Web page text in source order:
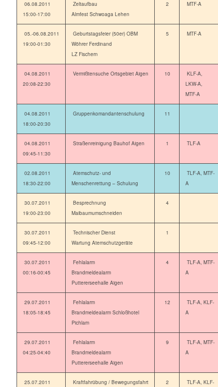
06.08.2011
15:00-17:00
Zeltaufbau
Almfest Schwoaga Lehen
2 MTF-A
05.-06.08.2011
19:00-01:30
Geburtstagsfeier (50er) OBM
Wöhrer Ferdinand
LZ Fischern
5 MTF-A
04.08.2011
20:08-22:30
Vermißtensuche Ortsgebiet Aigen 10
KLF-A,
LKW-A,
MTF-A
04.08.2011
18:00-20:30
Gruppenkomandantenschulung 11
04.08.2011
09:45-11:30
Straßenreinigung Bauhof Aigen 1 TLF-A
02.08.2011
18:30-22:00
Atemschutz- und
Menschenrettung – Schulung
10
TLF-A, MTF-
A
30.07.2011
19:00-23:00
Besprechnung
Maibaumumschneiden
4
30.07.2011
09:45-12:00
Technischer Dienst
Wartung Atemschutzgeräte
1
30.07.2011
00:16-00:45
Fehlalarm
Brandmeldealarm
Puttererseehalle Aigen
4
TLF-A, MTF-
A
29.07.2011
18:05-18:45
Fehlalarm
Brandmeldealarm Schloßhotel
Pichlarn
12
TLF-A, KLF-
A
29.07.2011
04:25-04:40
Fehlalarm
Brandmeldealarm
Puttererseehalle Aigen
9
TLF-A, MTF-
A
25.07.2011
Kraftfahrübung / Bewegungsfahrt 2
TLF-A, KLF-